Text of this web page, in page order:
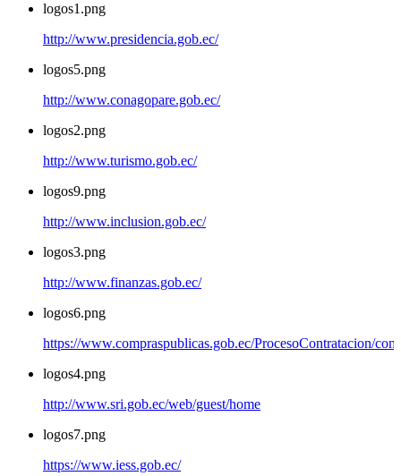
logos1.png
http://www.presidencia.gob.ec/
logos5.png
http://www.conagopare.gob.ec/
logos2.png
http://www.turismo.gob.ec/
logos9.png
http://www.inclusion.gob.ec/
logos3.png
http://www.finanzas.gob.ec/
logos6.png
https://www.compraspublicas.gob.ec/ProcesoContratacion/
logos4.png
http://www.sri.gob.ec/web/guest/home
logos7.png
https://www.iess.gob.ec/